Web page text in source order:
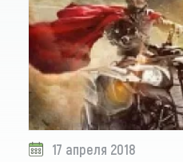
17 апреля 2018